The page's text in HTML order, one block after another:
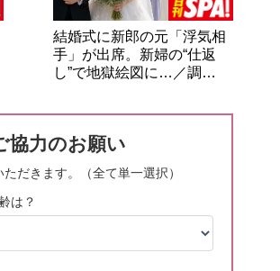
結婚式に新郎の元「浮気相
手」が出席。新婦の“仕返
し”で地獄絵図に…／調…